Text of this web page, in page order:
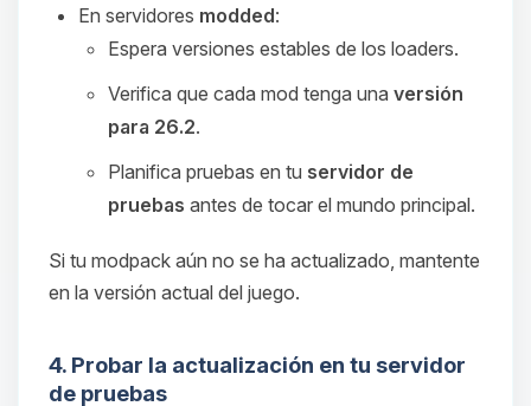
En servidores modded:
Espera versiones estables de los loaders.
Verifica que cada mod tenga una versión
para 26.2.
Planifica pruebas en tu servidor de
pruebas antes de tocar el mundo principal.
Si tu modpack aún no se ha actualizado, mantente
en la versión actual del juego.
4. Probar la actualización en tu servidor
de pruebas